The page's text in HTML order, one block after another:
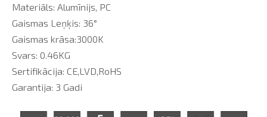
Materiāls: Alumīnijs, PC
Gaismas Leņķis: 36°
Gaismas krāsa:3000K
Svars: 0.46KG
Sertifikācija: CE,LVD,RoHS
Garantija: 3 Gadi